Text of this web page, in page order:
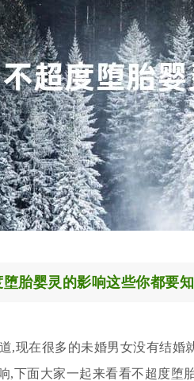
堕胎婴灵的影响这些你都要
,现在很多的未婚男女没有结婚
,下面大家一起来看看不超度堕